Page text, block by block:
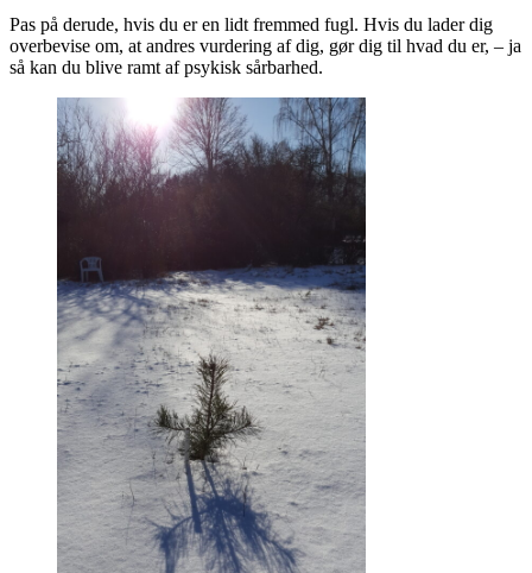
Pas på derude, hvis du er en lidt fremmed fugl. Hvis du lader dig
overbevise om, at andres vurdering af dig, gør dig til hvad du er, – ja
så kan du blive ramt af psykisk sårbarhed.